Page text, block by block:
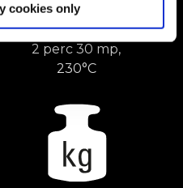
cookies only
2 perc 30 mp,
230°C